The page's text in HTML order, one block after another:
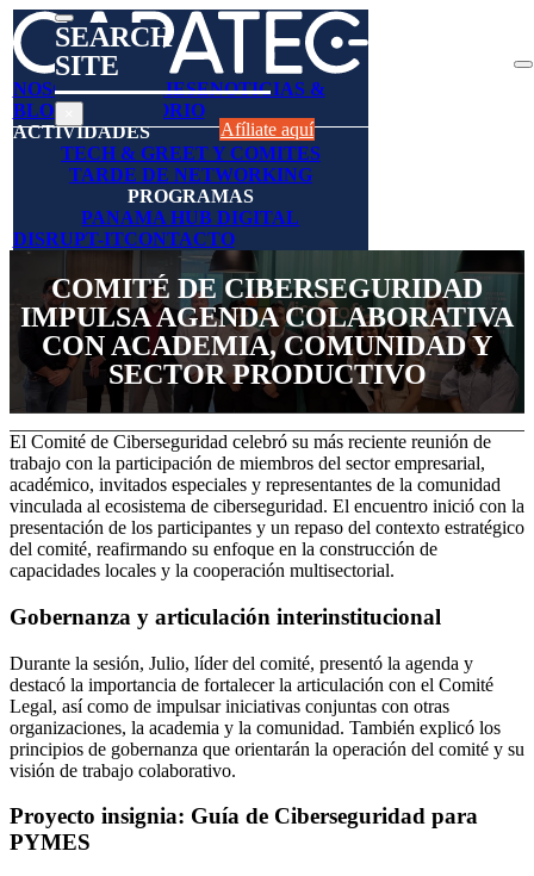
SEARCH
SITE
Search
NOSOTROSAFÍLIESENOTICIAS &
BLOGS
DIRECTORIO
ACTIVIDADES
TECH & GREET Y COMITES
TARDE DE NETWORKING
PROGRAMAS
PANAMA HUB DIGITAL
DISRUPT-ITCONTACTO
Afíliate aquí
COMITÉ DE CIBERSEGURIDAD
IMPULSA AGENDA COLABORATIVA
CON ACADEMIA, COMUNIDAD Y
SECTOR PRODUCTIVO
El Comité de Ciberseguridad celebró su más reciente reunión de
trabajo con la participación de miembros del sector empresarial,
académico, invitados especiales y representantes de la comunidad
vinculada al ecosistema de ciberseguridad. El encuentro inició con la
presentación de los participantes y un repaso del contexto estratégico
del comité, reafirmando su enfoque en la construcción de
capacidades locales y la cooperación multisectorial.
Gobernanza y articulación interinstitucional
Durante la sesión, Julio, líder del comité, presentó la agenda y
destacó la importancia de fortalecer la articulación con el Comité
Legal, así como de impulsar iniciativas conjuntas con otras
organizaciones, la academia y la comunidad. También explicó los
principios de gobernanza que orientarán la operación del comité y su
visión de trabajo colaborativo.
Proyecto insignia: Guía de Ciberseguridad para
PYMES